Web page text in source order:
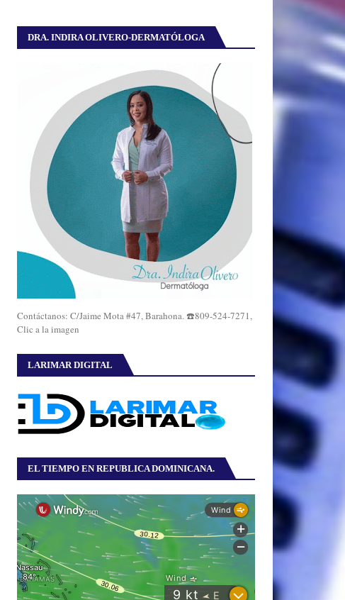
DRA. INDIRA OLIVERO-DERMATÓLOGA
Contáctanos: C/Jaime Mota #47, Barahona. ☎️809-524-7271,
Clic a la imagen
LARIMAR DIGITAL
EL TIEMPO EN REPUBLICA DOMINICANA.